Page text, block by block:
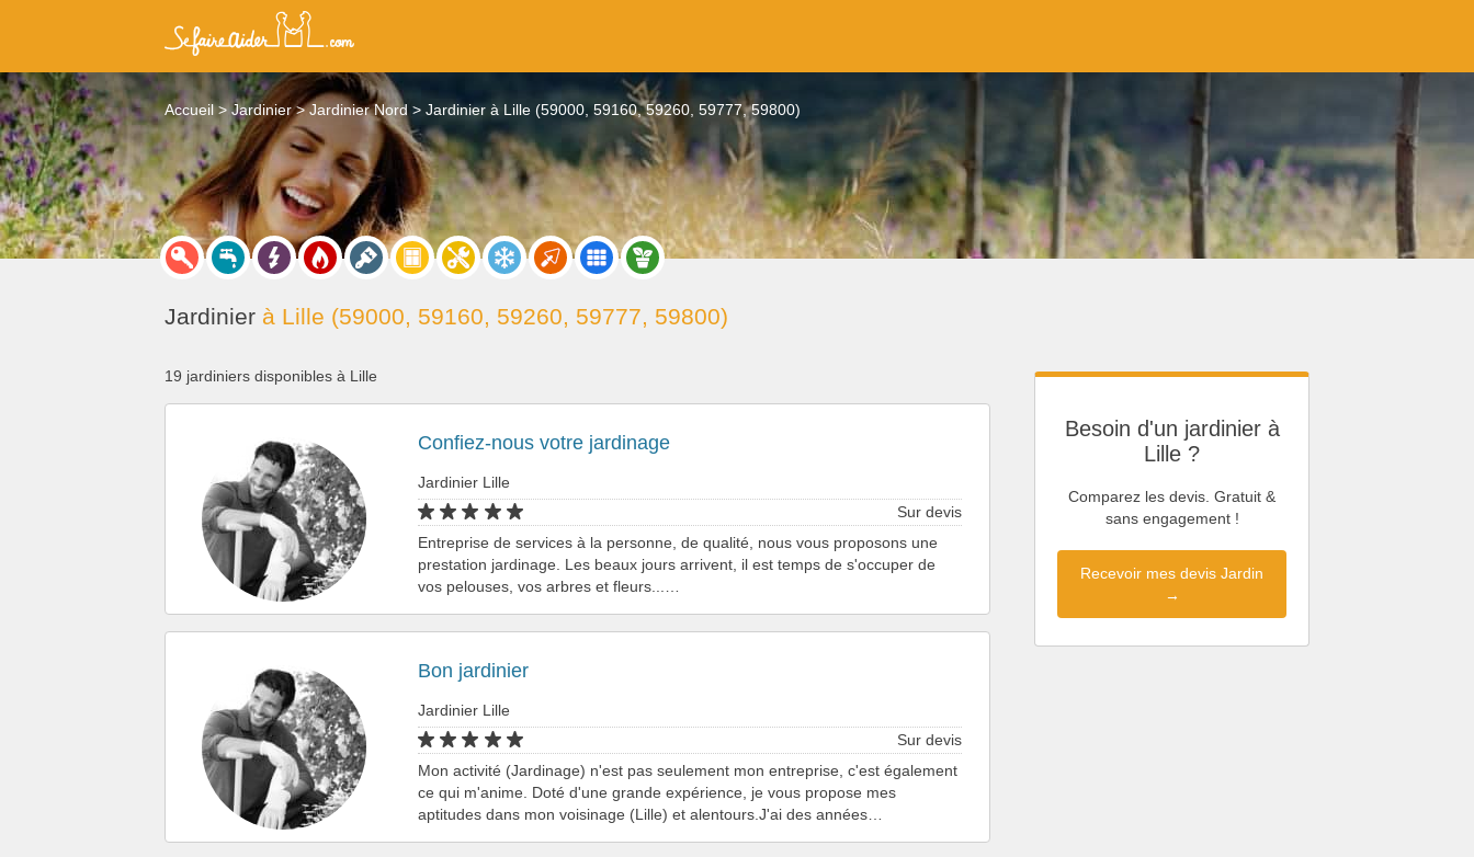
Accueil Jardinier Jardinier Nord Jardinier à Lille (59000, 59160, 59260, 59777, 59800)
Jardinier à Lille (59000, 59160, 59260, 59777, 59800)
Besoin d'un jardinier à
Lille ?
Comparez les devis. Gratuit &
sans engagement !
Recevoir mes devis Jardin
→
19 jardiniers disponibles à Lille
Confiez-nous votre jardinage
Jardinier Lille
Sur devis
Entreprise de services à la personne, de qualité, nous vous proposons une
prestation jardinage. Les beaux jours arrivent, il est temps de s'occuper de
vos pelouses, vos arbres et fleurs...…
Bon jardinier
Jardinier Lille
Sur devis
Mon activité (Jardinage) n'est pas seulement mon entreprise, c'est également
ce qui m'anime. Doté d'une grande expérience, je vous propose mes
aptitudes dans mon voisinage (Lille) et alentours.J'ai des années…